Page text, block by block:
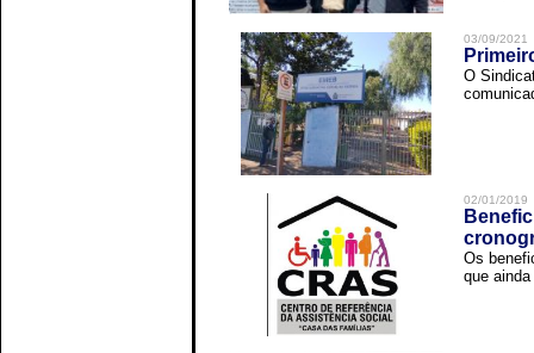
03/09/2021
O
02/01/2019
Os
que